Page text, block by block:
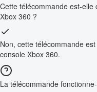
Cette télécommande est-elle
Xbox 360 ?
Non, cette télécommande
console Xbox 360.
La télécommande